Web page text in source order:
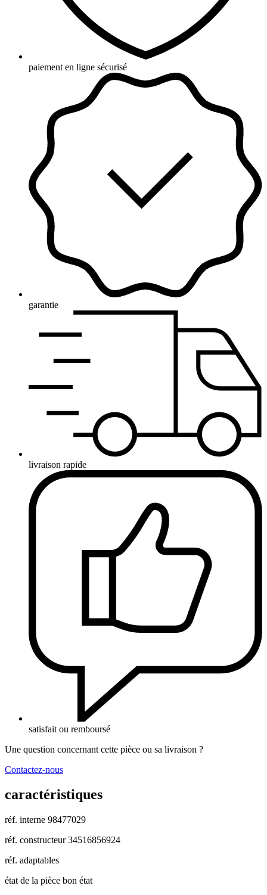
paiement en ligne sécurisé
garantie
livraison rapide
satisfait ou remboursé
Une question concernant cette pièce ou sa livraison ?
Contactez-nous
caractéristiques
réf. interne 98477029
réf. constructeur 34516856924
réf. adaptables
état de la pièce bon état